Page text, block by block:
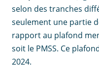
selon des tranches
seulement une partie
rapport au plafond
soit le PMSS. Ce
2024.